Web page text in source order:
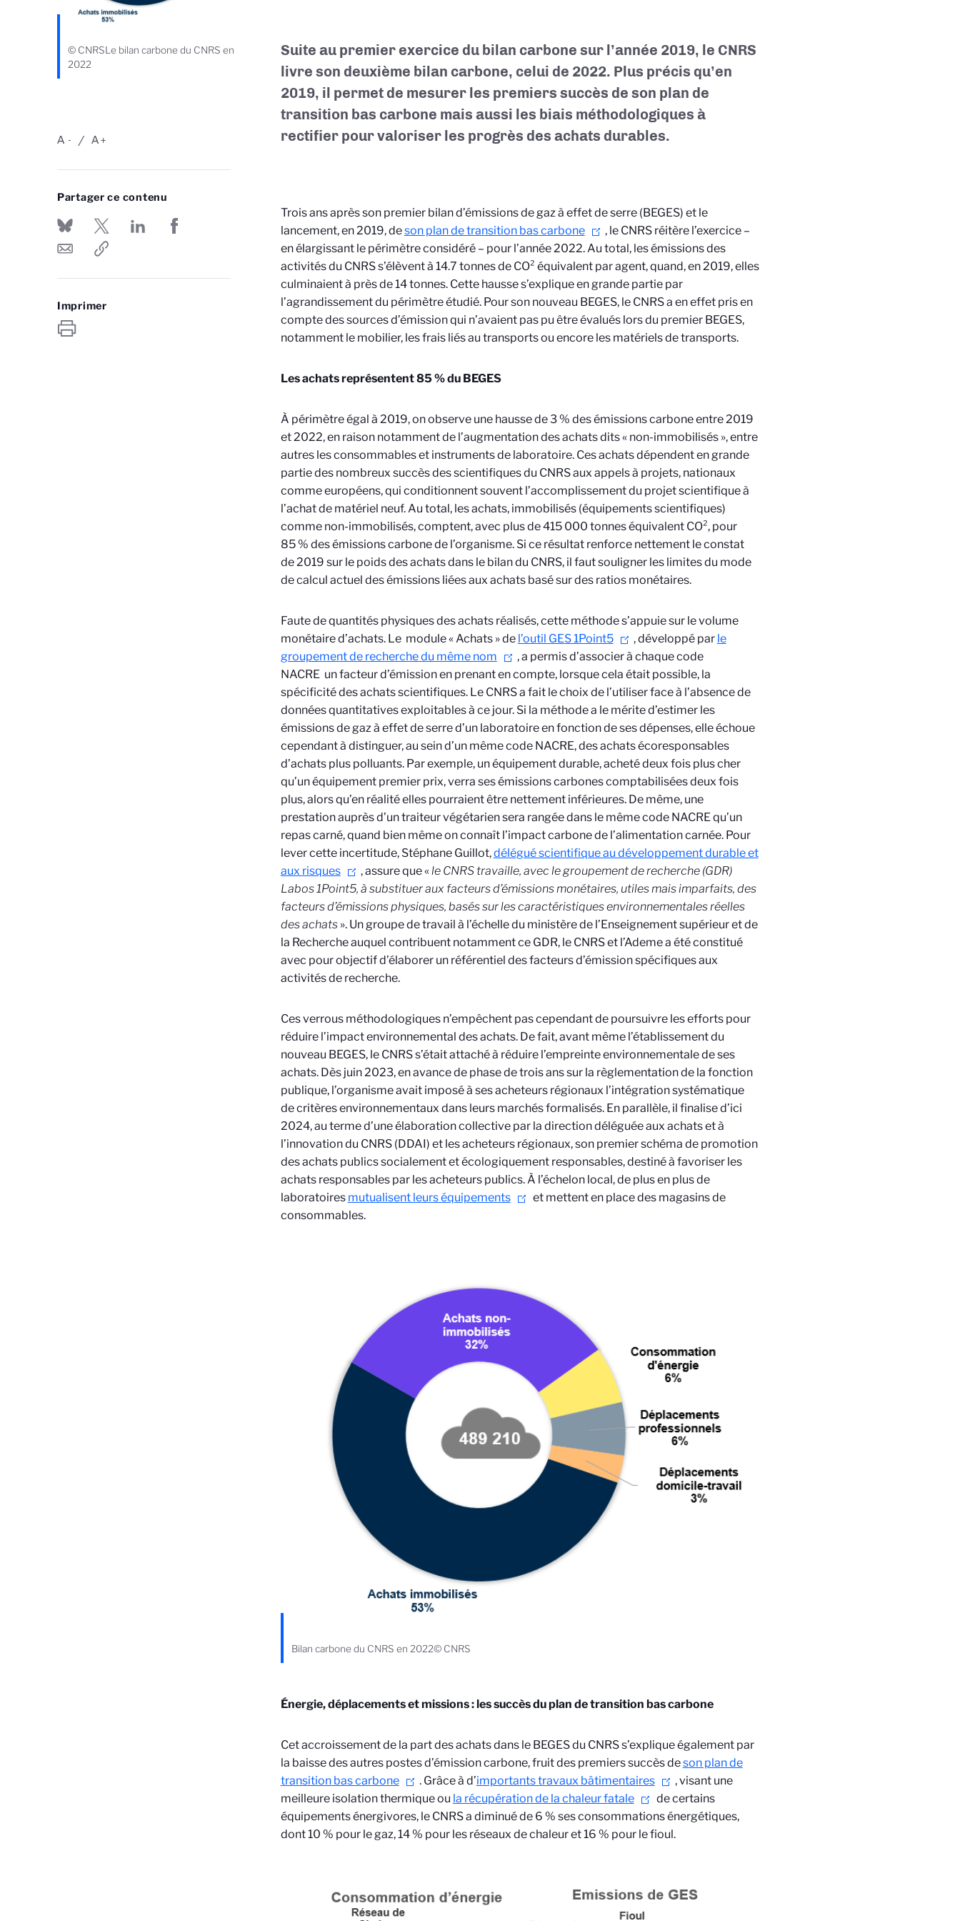
© CNRSLe bilan carbone du CNRS en
2022
-
A +
A
Partager ce contenu
Imprimer
Suite au premier exercice du bilan carbone sur l’année 2019, le CNRS
livre son deuxième bilan carbone, celui de 2022. Plus précis qu’en
2019, il permet de mesurer les premiers succès de son plan de
transition bas carbone mais aussi les biais méthodologiques à
rectifier pour valoriser les progrès des achats durables.
Trois ans après son premier bilan d’émissions de gaz à effet de serre (BEGES) et le
lancement, en 2019, deson plan de transition bas carbone
, le CNRS réitère l’exercice –
en élargissant le périmètre considéré – pour l’année 2022. Au total, les émissions des
activités du CNRS s’élèvent à 14.7 tonnes de CO² équivalent par agent, quand, en 2019, elles
culminaient à près de 14 tonnes. Cette hausse s’explique en grande partie par
l’agrandissement du périmètre étudié. Pour son nouveau BEGES, le CNRS a en effet pris en
compte des sources d’émission qui n’avaient pas pu être évalués lors du premier BEGES,
notamment le mobilier, les frais liés au transports ou encore les matériels de transports.
Les achats représentent 85 % du BEGES
À périmètre égal à 2019, on observe une hausse de 3 % des émissions carbone entre 2019
et 2022, en raison notamment de l’augmentation des achats dits « non-immobilisés », entre
autres les consommables et instruments de laboratoire. Ces achats dépendent en grande
partie des nombreux succès des scientifiques du CNRS aux appels à projets, nationaux
comme européens, qui conditionnent souvent l’accomplissement du projet scientifique à
l’achat de matériel neuf. Au total, les achats, immobilisés (équipements scientifiques)
comme non-immobilisés, comptent, avec plus de 415 000 tonnes équivalent CO², pour
85 % des émissions carbone de l’organisme. Si ce résultat renforce nettement le constat
de 2019 sur le poids des achats dans le bilan du CNRS, il faut souligner les limites du mode
de calcul actuel des émissions liées aux achats basé sur des ratios monétaires.
Faute de quantités physiques des achats réalisés, cette méthode s’appuie sur le volume
monétaire d’achats. Le module « Achats » de l’outil GES 1Point5 , développé par le
groupement de recherche du même nom
,a permis d’associer à chaque code
NACRE un facteur d’émission en prenant en compte, lorsque cela était possible, la
spécificité des achats scientifiques. Le CNRS a fait le choix de l’utiliser face à l’absence de
données quantitatives exploitables à ce jour. Si la méthode a le mérite d’estimer les
émissions de gaz à effet de serre d’un laboratoire en fonction de ses dépenses, elle échoue
cependant à distinguer, au sein d’un même code NACRE, des achats écoresponsables
d’achats plus polluants. Par exemple, un équipement durable, acheté deux fois plus cher
qu’un équipement premier prix, verra ses émissions carbones comptabilisées deux fois
plus, alors qu’en réalité elles pourraient être nettement inférieures. De même, une
prestation auprès d’un traiteur végétarien sera rangée dans le même code NACRE qu’un
repas carné, quand bien même on connaît l’impact carbone de l’alimentation carnée. Pour
lever cette incertitude, Stéphane Guillot,délégué scientifique au développement durable et
aux risques
, assure que «le CNRS travaille, avec le groupement de recherche (GDR)
Labos 1Point5, à substituer aux facteurs d’émissions monétaires, utiles mais imparfaits, des
facteurs d’émissions physiques, basés sur les caractéristiques environnementales réelles
des achats». Un groupe de travail à l’échelle du ministère de l’Enseignement supérieur et de
la Recherche auquel contribuent notamment ce GDR, le CNRS et l’Ademe a été constitué
avec pour objectif d’élaborer un référentiel des facteurs d’émission spécifiques aux
activités de recherche.
Ces verrous méthodologiques n’empêchent pas cependant de poursuivre les efforts pour
réduire l’impact environnemental des achats. De fait, avant même l’établissement du
nouveau BEGES, le CNRS s’était attaché à réduire l’empreinte environnementale de ses
achats. Dès juin 2023, en avance de phase de trois ans sur la règlementation de la fonction
publique, l’organisme avait imposé à ses acheteurs régionaux l’intégration systématique
de critères environnementaux dans leurs marchés formalisés. En parallèle, il finalise d’ici
2024, au terme d’une élaboration collective par la direction déléguée aux achats et à
l’innovation du CNRS (DDAI) et les acheteurs régionaux, son premier schéma de promotion
des achats publics socialement et écologiquement responsables, destiné à favoriser les
achats responsables par les acheteurs publics. À l’échelon local, de plus en plus de
laboratoires mutualisent leurs équipements
et mettent en place des magasins de
consommables.
Bilan carbone du CNRS en 2022© CNRS
Énergie, déplacements et missions : les succès du plan de transition bas carbone
Cet accroissement de la part des achats dans le BEGES du CNRS s’explique également par
la baisse des autres postes d’émission carbone, fruit des premiers succès deson plan de
transition bas carbone
. Grâce à d’importants travaux bâtimentaires
, visant une
meilleure isolation thermique ou la récupération de la chaleur fatale
de certains
équipements énergivores, le CNRS a diminué de 6 % ses consommations énergétiques,
dont 10 % pour le gaz, 14 % pour les réseaux de chaleur et 16 % pour le fioul.